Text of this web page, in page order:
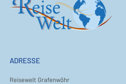
ADRESSE
Reisewelt Grafenwöhr